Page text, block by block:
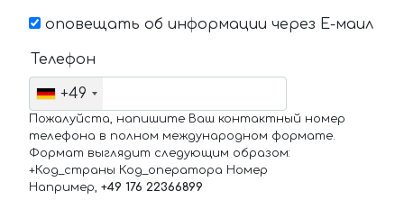
оповещать об информации через Е-маил
Телефон
+49
Пожалуйста, напишите Ваш контактный номер
телефона в полном международном формате.
Формат выглядит следующим образом:
+Код_страны Код_оператора Номер
Например, +49 176 22366899